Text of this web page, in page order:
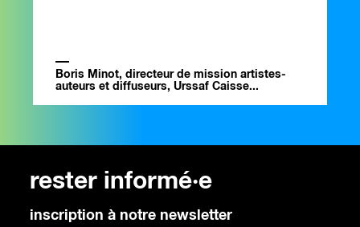
Boris Minot, directeur de mission artistes-
auteurs et diffuseurs, Urssaf Caisse...
rester informé·e
inscription à notre newsletter